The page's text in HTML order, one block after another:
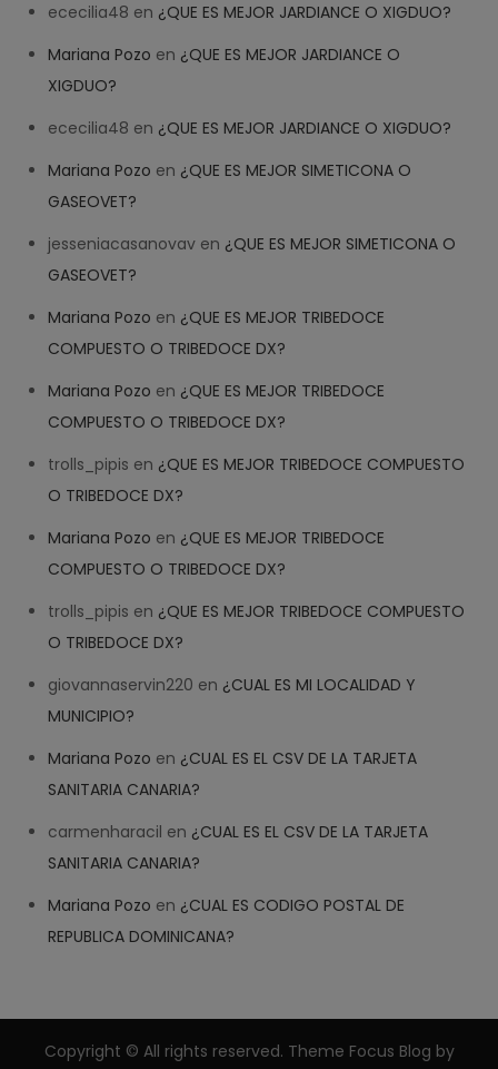
ececilia48 en ¿QUE ES MEJOR JARDIANCE O XIGDUO?
Mariana Pozo en ¿QUE ES MEJOR JARDIANCE O
XIGDUO?
ececilia48 en ¿QUE ES MEJOR JARDIANCE O XIGDUO?
Mariana Pozo en ¿QUE ES MEJOR SIMETICONA O
GASEOVET?
jesseniacasanovav en ¿QUE ES MEJOR SIMETICONA O
GASEOVET?
Mariana Pozo en ¿QUE ES MEJOR TRIBEDOCE
COMPUESTO O TRIBEDOCE DX?
Mariana Pozo en ¿QUE ES MEJOR TRIBEDOCE
COMPUESTO O TRIBEDOCE DX?
trolls_pipis en ¿QUE ES MEJOR TRIBEDOCE COMPUESTO
O TRIBEDOCE DX?
Mariana Pozo en ¿QUE ES MEJOR TRIBEDOCE
COMPUESTO O TRIBEDOCE DX?
trolls_pipis en ¿QUE ES MEJOR TRIBEDOCE COMPUESTO
O TRIBEDOCE DX?
giovannaservin220 en ¿CUAL ES MI LOCALIDAD Y
MUNICIPIO?
Mariana Pozo en ¿CUAL ES EL CSV DE LA TARJETA
SANITARIA CANARIA?
carmenharacil en ¿CUAL ES EL CSV DE LA TARJETA
SANITARIA CANARIA?
Mariana Pozo en ¿CUAL ES CODIGO POSTAL DE
REPUBLICA DOMINICANA?
Copyright © All rights reserved. Theme Focus Blog by